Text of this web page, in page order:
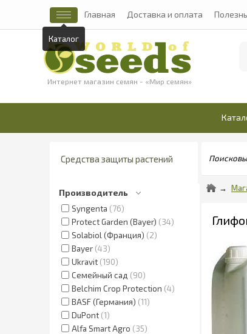
Каталог
Главная Доставка и оплата
Интернет магазин семян - «Мир семян»
Средства защиты растений
Производитель
Syngenta
76
Protect Garden (Bayer)
34
Solabiol (Франция)
2
Bayer 43
Ukravit 190
Семейный сад
90
Belchim Crop Protection 4
BASF (Германия) 11
DuPont 1
Alfa Smart Agro
35